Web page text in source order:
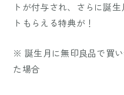
トが付与され、さらに誕
トもらえる特典が！
※ 誕生月に無印良品で買
た場合